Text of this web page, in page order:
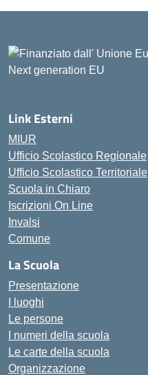
Link Esterni
MIUR
Ufficio Scolastico Regionale
Ufficio Scolastico Territoriale
Scuola in Chiaro
Iscrizioni On Line
Invalsi
Comune
La Scuola
Presentazione
I luoghi
Le persone
I numeri della scuola
Le carte della scuola
Organizzazione